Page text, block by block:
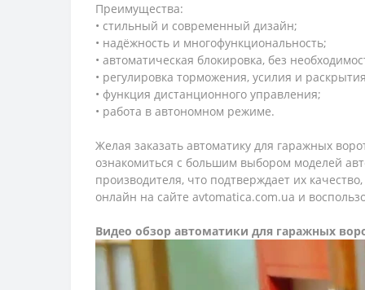
Преимущества:
• стильный и современный дизайн;
• надёжность и многофункциональность;
• автоматическая блокировка, без
• регулировка торможения, усилия и
• функция дистанционного управления;
• работа в автономном режиме.
Желая заказать автоматику для гаражных
ознакомиться с большим выбором моделей
производителя, что подтверждает их
онлайн на сайте avtomatica.com.ua и
Видео обзор автоматики для гаражных